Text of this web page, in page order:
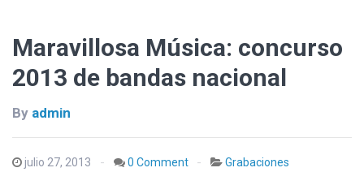
Maravillosa Música: concurso
2013 de bandas nacional
By admin
julio 27, 2013 0 Comment Grabaciones